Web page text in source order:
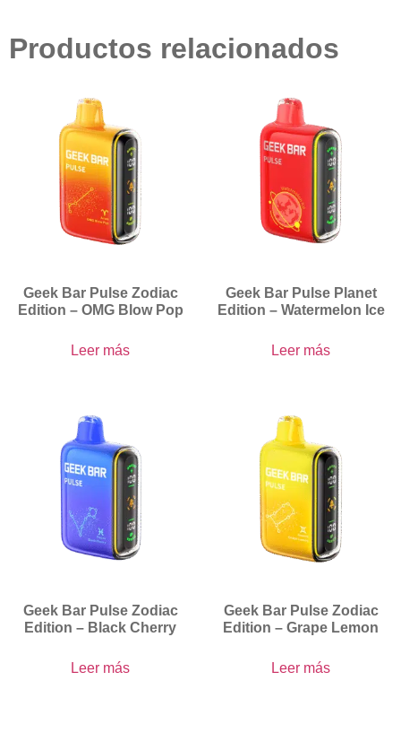
Productos relacionados
Geek Bar Pulse Zodiac
Edition – OMG Blow Pop
Leer más
Geek Bar Pulse Planet
Edition – Watermelon Ice
Leer más
Geek Bar Pulse Zodiac
Edition – Black Cherry
Leer más
Geek Bar Pulse Zodiac
Edition – Grape Lemon
Leer más